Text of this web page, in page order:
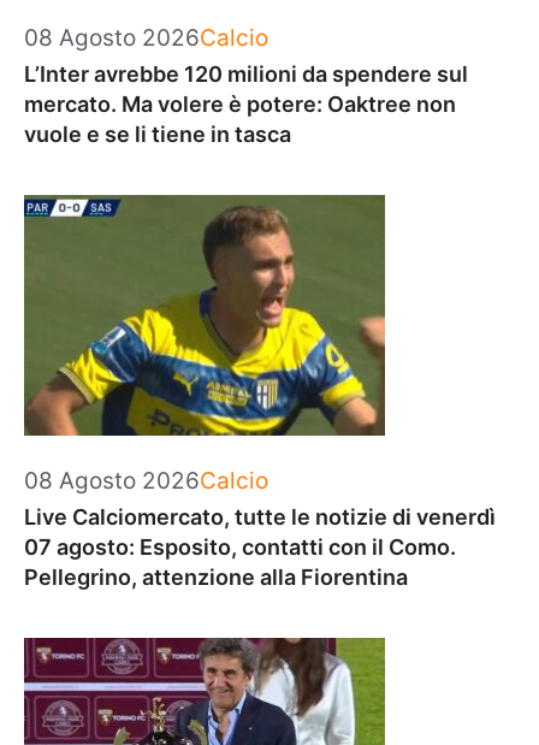
08 Agosto 2026Categorie
Calcio
L’Inter avrebbe 120 milioni da spendere sul
mercato. Ma volere è potere: Oaktree non
vuole e se li tiene in tasca
08 Agosto 2026Categorie
Calcio
Live Calciomercato, tutte le notizie di venerdì
07 agosto: Esposito, contatti con il Como.
Pellegrino, attenzione alla Fiorentina